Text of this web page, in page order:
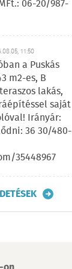
06-20/987-
11:50
a Puskás
m2-es, B
lakás,
saját
Irányár:
36 30/480-
35448967